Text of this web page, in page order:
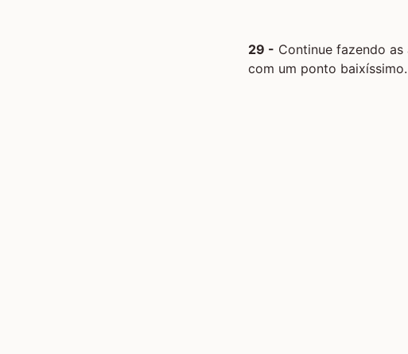
29 - Continue fazendo
com um ponto baixíssimo.